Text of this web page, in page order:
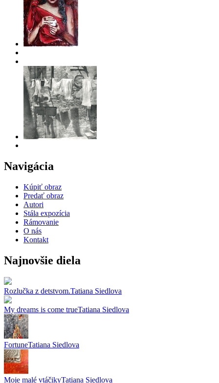
Navigácia
Kúpiť obraz
Predať obraz
Autori
Stála expozícia
Rámovanie
O nás
Kontakt
Najnovšie diela
Rozlučka z detstvom.Tatiana Siedlova
My dreams is come trueTatiana Siedlova
FortuneTatiana Siedlova
Moje malé vtáčikyTatiana Siedlova